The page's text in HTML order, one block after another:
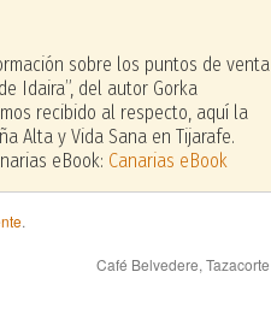
sobre los puntos de venta
Idaira”, del autor Gorka
recibido al respecto, aquí la
Alta y Vida Sana en Tijarafe.
eBook: Canarias eBook
.
Café Belvedere, Tazacorte